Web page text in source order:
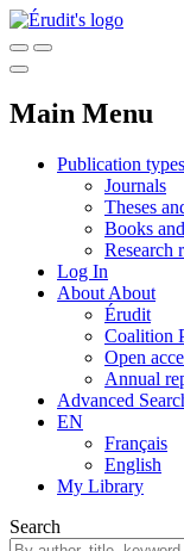
Main Menu
Publication types
Journals
Theses
Books
Research
Log In
About About
Érudit
Coalition
Open
Annual
Advanced
EN
Français
English
My Library
Search